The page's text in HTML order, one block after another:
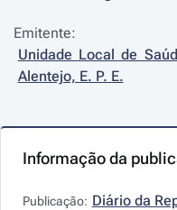
Emitente:
Unidade Local de
Alentejo, E. P. E.
Informação da
Publicação: Diário da